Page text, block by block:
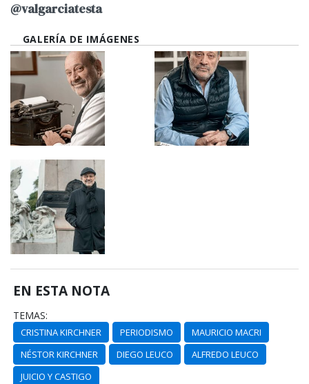
@valgarciatesta
GALERÍA DE IMÁGENES
EN ESTA NOTA
TEMAS:
CRISTINA KIRCHNER PERIODISMO
MAURICIO MACRI
NÉSTOR KIRCHNER
DIEGO LEUCO
ALFREDO LEUCO
JUICIO Y CASTIGO